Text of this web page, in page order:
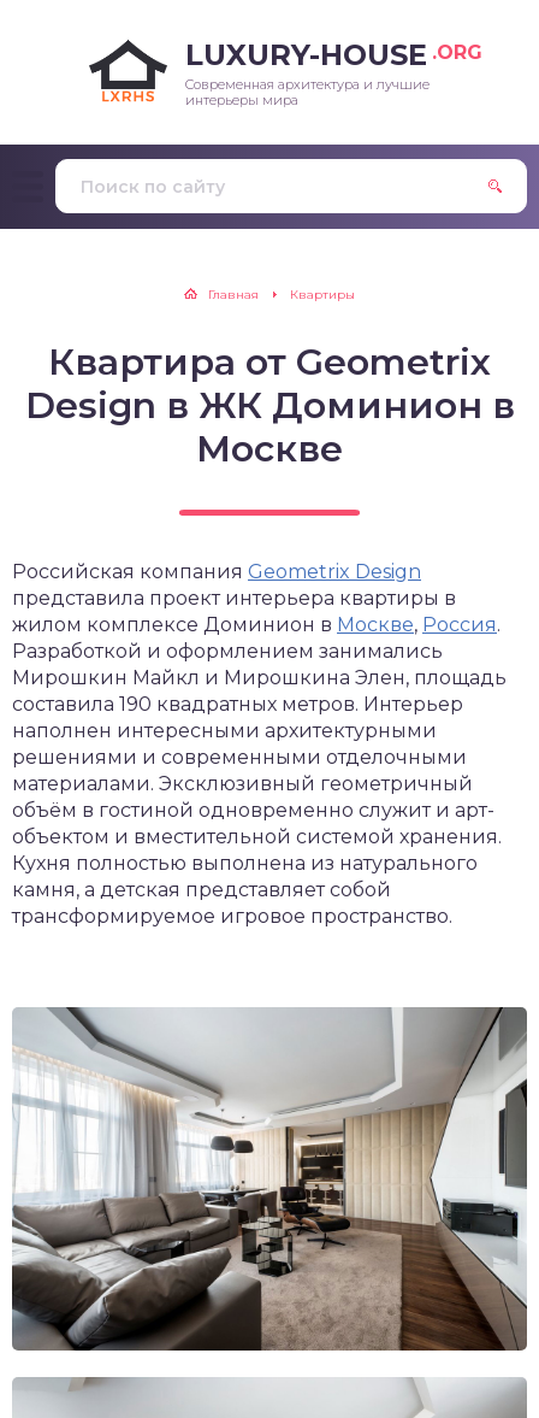
LUXURY-HOUSE .ORG
Современная архитектура и лучшие
интерьеры мира
Главная Квартиры
Квартира от Geometrix
Design в ЖК Доминион в
Москве
Российская компания Geometrix Design
представила проект интерьера квартиры в
жилом комплексе Доминион в Москве, Россия.
Разработкой и оформлением занимались
Мирошкин Майкл и Мирошкина Элен, площадь
составила 190 квадратных метров. Интерьер
наполнен интересными архитектурными
решениями и современными отделочными
материалами. Эксклюзивный геометричный
объём в гостиной одновременно служит и арт-
объектом и вместительной системой хранения.
Кухня полностью выполнена из натурального
камня, а детская представляет собой
трансформируемое игровое пространство.